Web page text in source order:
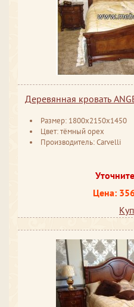
Деревянная кровать
Размер: 1800x2150x1450
Цвет: тёмный орех
Производитель: Carvelli
Цена: